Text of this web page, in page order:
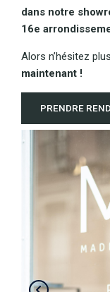
dans notre
16e
Alors n’hésitez
maintenant !
PRENDRE